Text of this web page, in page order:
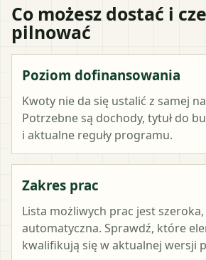
Co możesz dostać i
pilnować
Poziom dofinansowania
Kwoty nie da się ustalić z samej
Potrzebne są dochody, tytuł do
i aktualne reguły programu.
Zakres prac
Lista możliwych prac jest
automatyczna. Sprawdź, które
kwalifikują się w aktualnej wersji